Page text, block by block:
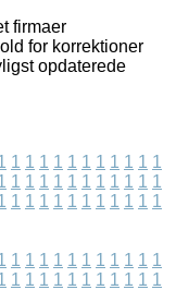
firmaer
for korrektioner
opdaterede
1 1 1 1 1 1 1 1 1 1 1
1 1 1 1 1 1 1 1 1 1 1
1 1 1 1 1 1 1 1 1 1 1
1 1 1 1 1 1 1 1 1 1 1
1 1 1 1 1 1 1 1 1 1 1